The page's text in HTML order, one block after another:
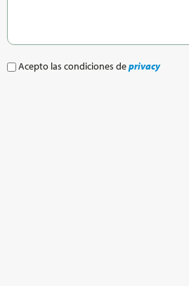
Acepto las condiciones deprivacy